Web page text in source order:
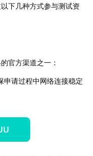
下几种方式参与测试资
官方渠道之一：
申请过程中网络连接稳定